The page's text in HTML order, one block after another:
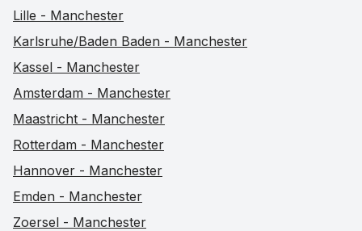
Lille - Manchester
Karlsruhe/Baden Baden - Manchester
Kassel - Manchester
Amsterdam - Manchester
Maastricht - Manchester
Rotterdam - Manchester
Hannover - Manchester
Emden - Manchester
Zoersel - Manchester